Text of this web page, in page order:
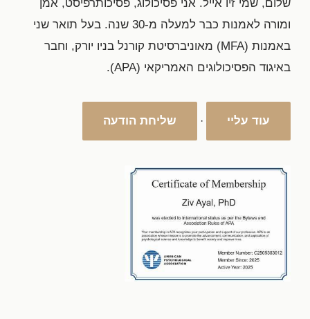
שלום, שמי זיו אייל. אני פסיכולוג, פסיכותרפיסט, אמן
ומורה לאמנות כבר למעלה מ-30 שנה. בעל תואר שני
באמנות (MFA) מאוניברסיטת קורנל בניו יורק, וחבר
באיגוד הפסיכולוגים האמריקאי (APA).
עוד עליי · שליחת הודעה